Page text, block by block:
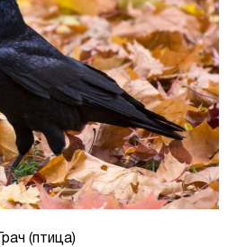
Грач (птица)